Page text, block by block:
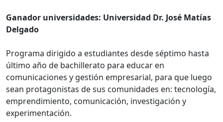
Ganador universidades: Universidad Dr. José Matías
Delgado
Programa dirigido a estudiantes desde séptimo hasta
último año de bachillerato para educar en
comunicaciones y gestión empresarial, para que luego
sean protagonistas de sus comunidades en: tecnología,
emprendimiento, comunicación, investigación y
experimentación.